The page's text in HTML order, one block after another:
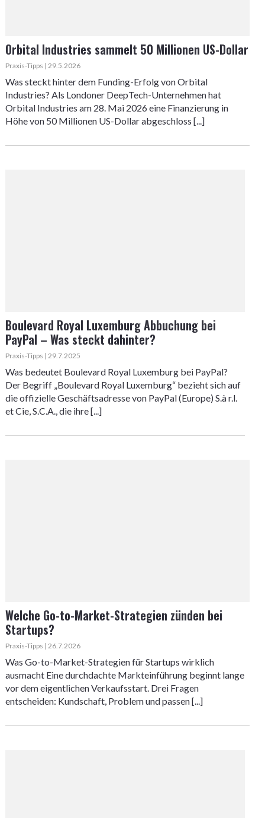
Orbital Industries sammelt 50 Millionen US-Dollar
Praxis-Tipps | 29.5.2026
Was steckt hinter dem Funding-Erfolg von Orbital
Industries? Als Londoner DeepTech-Unternehmen hat
Orbital Industries am 28. Mai 2026 eine Finanzierung in
Höhe von 50 Millionen US-Dollar abgeschloss [...]
Boulevard Royal Luxemburg Abbuchung bei
PayPal – Was steckt dahinter?
Praxis-Tipps | 29.7.2025
Was bedeutet Boulevard Royal Luxemburg bei PayPal?
Der Begriff „Boulevard Royal Luxemburg“ bezieht sich auf
die offizielle Geschäftsadresse von PayPal (Europe) S.à r.l.
et Cie, S.C.A., die ihre [...]
Welche Go-to-Market-Strategien zünden bei
Startups?
Praxis-Tipps | 26.7.2026
Was Go-to-Market-Strategien für Startups wirklich
ausmacht Eine durchdachte Markteinführung beginnt lange
vor dem eigentlichen Verkaufsstart. Drei Fragen
entscheiden: Kundschaft, Problem und passen [...]